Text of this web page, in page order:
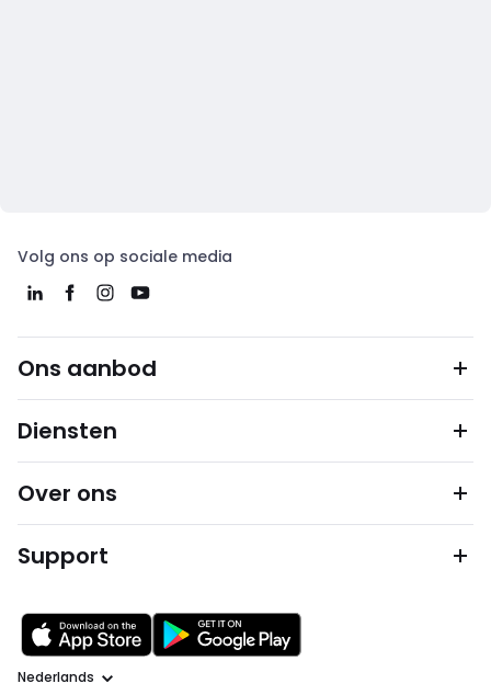
Volg ons op sociale media
Ons aanbod
Diensten
Over ons
Support
Taal